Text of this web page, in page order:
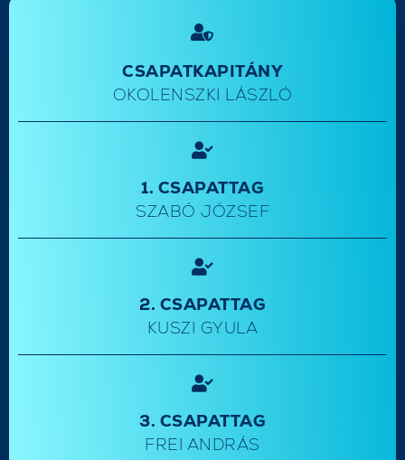
CSAPATKAPITÁNY
OKOLENSZKI LÁSZLÓ
1. CSAPATTAG
SZABÓ JÓZSEF
2. CSAPATTAG
KUSZI GYULA
3. CSAPATTAG
FREI ANDRÁS